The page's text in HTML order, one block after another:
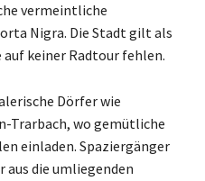
vermeintliche
Nigra. Die Stadt gilt als
keiner Radtour fehlen.
Dörfer wie
Trarbach, wo gemütliche
einladen. Spaziergänger
aus die umliegenden